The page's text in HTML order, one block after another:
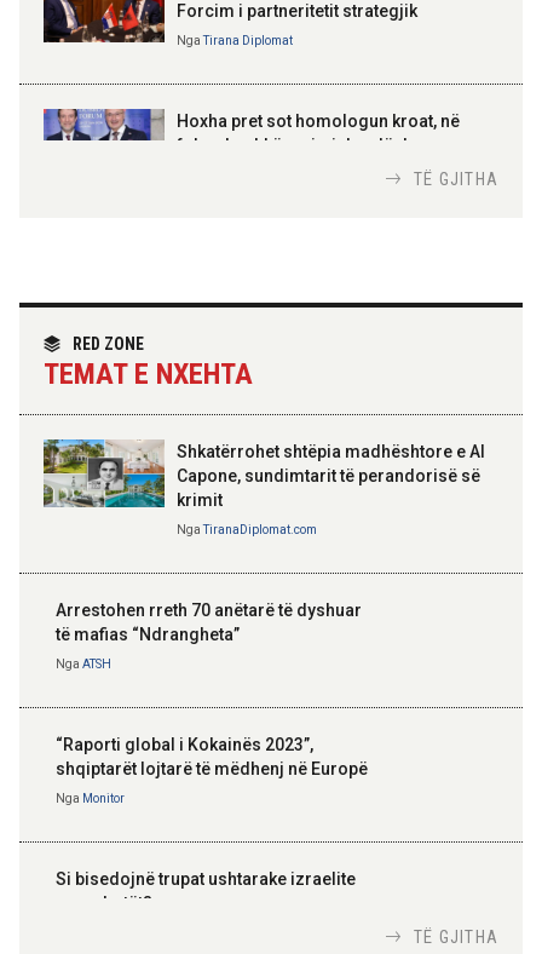
100-vjetori i themelimit të
Urdhrit të Skënderbeut
Forcim i partneritetit strategjik
NgaTirana Diplomat
Hoxha pret sot homologun kroat, në
fokus bashkëpunimi dypalësh
partneritetit strategjik
TË GJITHA
RED ZONE
TEMAT E NXEHTA
Shkatërrohet shtëpia madhështore e Al
Capone, sundimtarit të perandorisë së
krimit
NgaTiranaDiplomat.com
Arrestohen rreth 70 anëtarë të dyshuar
të mafias “Ndrangheta”
Nga ATSH
“Raporti global i Kokainës 2023”,
shqiptarët lojtarë të mëdhenj në Europë
Nga Monitor
Si bisedojnë trupat ushtarake izraelite
me robotët?
TË GJITHA